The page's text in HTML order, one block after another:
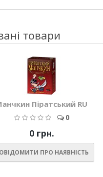
товари
Піратський RU
0
0 грн.
ПРО НАЯВНІСТЬ